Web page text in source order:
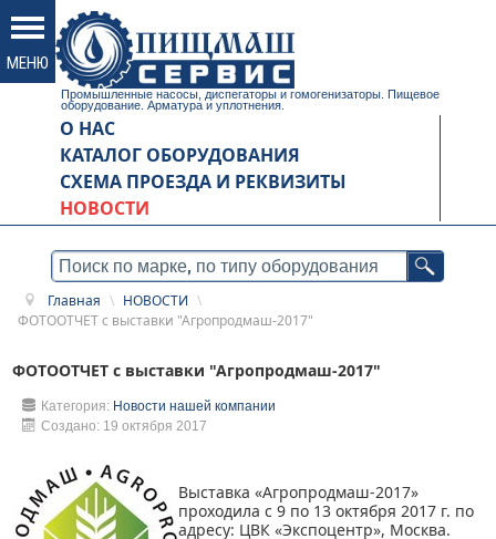
Промышленные насосы, диспегаторы и гомогенизаторы. Пищевое
оборудование. Арматура и уплотнения.
О НАС
КАТАЛОГ ОБОРУДОВАНИЯ
СХЕМА ПРОЕЗДА И РЕКВИЗИТЫ
НОВОСТИ
Главная \ НОВОСТИ \
ФОТООТЧЕТ с выставки "Агропродмаш-2017"
ФОТООТЧЕТ с выставки "Агропродмаш-2017"
Категория: Новости нашей компании
Создано: 19 октября 2017
Выставка «Агропродмаш-2017»
проходила с 9 по 13 октября 2017 г. по
адресу: ЦВК «Экспоцентр», Москва.